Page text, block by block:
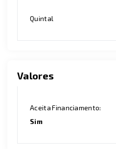
Quintal
Valores
Aceita Financiamento:
Sim